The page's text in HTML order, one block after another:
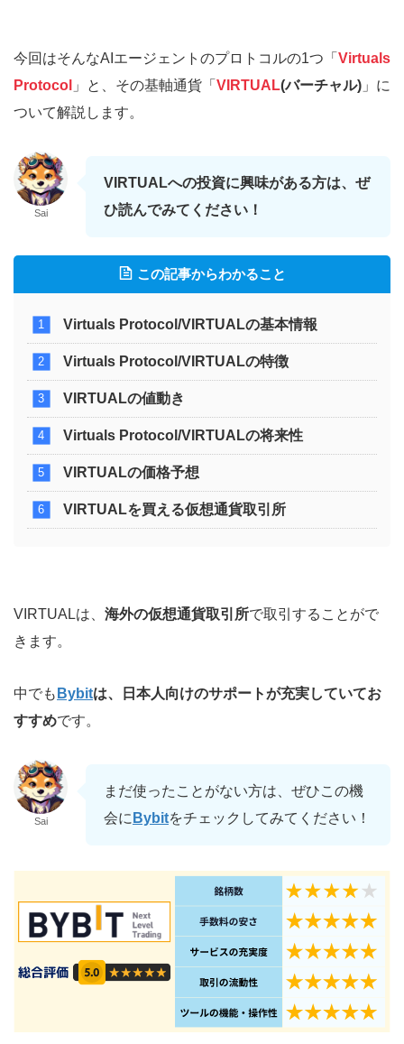
今回はそんなAIエージェントのプロトコルの1つ「 Virtuals
Protocol 」と、その基軸通貨「 VIRTUAL(バーチャル) 」に
ついて解説します。
Sai
VIRTUALへの投資に興味がある方は、ぜ
ひ読んでみてください！
この記事からわかること
Virtuals Protocol/VIRTUALの基本情報
Virtuals Protocol/VIRTUALの特徴
VIRTUALの値動き
Virtuals Protocol/VIRTUALの将来性
VIRTUALの価格予想
VIRTUALを買える仮想通貨取引所
VIRTUALは、 海外の仮想通貨取引所で取引することがで
きます。
中でも Bybitは、日本人向けのサポートが充実していてお
すすめです。
Sai
まだ使ったことがない方は、ぜひこの機
会に Bybitをチェックしてみてください！